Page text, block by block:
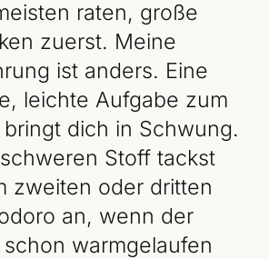
raten, große
zuerst. Meine
ist anders. Eine
leichte Aufgabe zum
bringt dich in Schwung.
Stoff tackst
zweiten oder dritten
an, wenn der
schon warmgelaufen